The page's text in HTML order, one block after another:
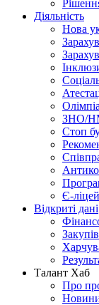
Діяльність
Нова
ЗНО/
Стоп
Є-ліцей
Відкриті дані
Талант Хаб
Про